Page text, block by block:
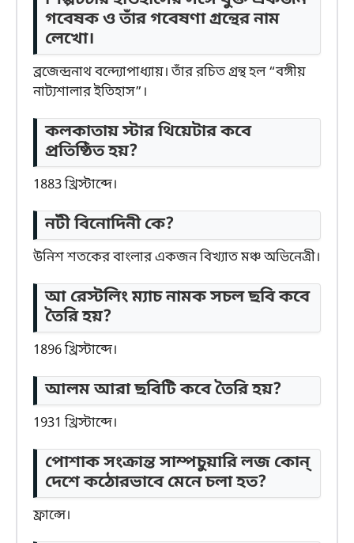
গবেষক ও তাঁর গবেষণা গ্রন্থের নাম
লেখো।
ব্রজেন্দ্রনাথ বন্দ্যোপাধ্যায়। তাঁর রচিত গ্রন্থ হল “বঙ্গীয়
নাট্যশালার ইতিহাস”।
কলকাতায় স্টার থিয়েটার কবে
প্রতিষ্ঠিত হয়?
1883 খ্রিস্টাব্দে।
নটী বিনোদিনী কে?
উনিশ শতকের বাংলার একজন বিখ্যাত মঞ্চ অভিনেত্রী।
আ রেস্টলিং ম্যাচ নামক সচল ছবি কবে
তৈরি হয়?
1896 খ্রিস্টাব্দে।
আলম আরা ছবিটি কবে তৈরি হয়?
1931 খ্রিস্টাব্দে।
পোশাক সংক্রান্ত সাম্পচুয়ারি লজ কোন্
দেশে কঠোরভাবে মেনে চলা হত?
ফ্রান্সে।